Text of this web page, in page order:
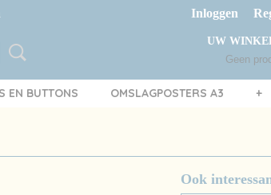
Inloggen
UW
Geen
EN BUTTONS OMSLAGPOSTERS A3 +
Ook